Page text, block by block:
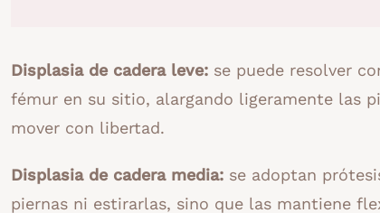
Displasia de cadera leve: se puede resolver
fémur en su sitio, alargando ligeramente las
mover con libertad.
Displasia de cadera media: se adoptan
piernas ni estirarlas, sino que las mantiene